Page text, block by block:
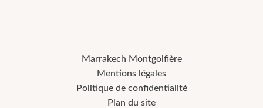
Marrakech Montgolfière
Mentions légales
Politique de confidentialité
Plan du site